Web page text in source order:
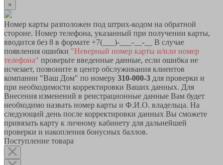
×
Номер карты разположен под штрих-кодом на обратной
стороне. Номер телефона, указанный при получении карты,
вводится без 8 в формате +7(___)-___-__-__ В случае
появления ошибки "Неверный номер карты и/или номер
телефона" проверьте введенные данные, если ошибка не
исчезает, позвоните в центр обслуживания клиентов
компании "Ваш Дом" по номеру 310-000-3 для проверки и
при необходимости корректировки Ваших данных. Для
Внесения изменений в реистрационные данные Вам будет
необходимо назвать номер карты и Ф.И.О. владельца. На
следующий день после корректировки данных Вы сможете
привязать карту к личному кабинету для дальнейшей
проверки и накопления бонусных баллов.
Поступление товара